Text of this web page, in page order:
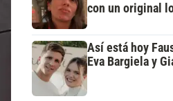
con un original
Así está hoy
Eva Bargiela y